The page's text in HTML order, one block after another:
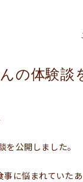
の体験談
公開しました。
に悩まれていたあ